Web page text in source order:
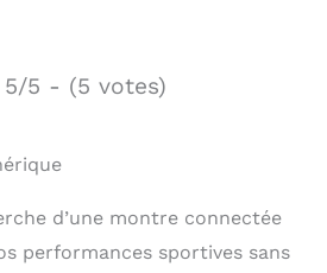
5/5 - (5 votes)
d’une montre connectée
performances sportives sans